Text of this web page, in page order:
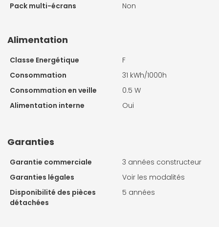
Pack multi-écrans
Non
Alimentation
Classe Energétique
F
Consommation
31 kWh/1000h
Consommation en veille
0.5 W
Alimentation interne
Oui
Garanties
Garantie commerciale
3 années constructeur
Garanties légales
Voir les modalités
Disponibilité des pièces
détachées
5 années